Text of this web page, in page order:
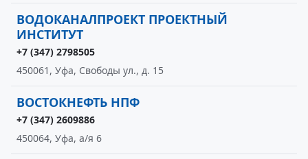
ВОДОКАНАЛПРОЕКТ ПРОЕКТНЫЙ
ИНСТИТУТ
+7 (347) 2798505
450061, Уфа, Свободы ул., д. 15
ВОСТОКНЕФТЬ НПФ
+7 (347) 2609886
450064, Уфа, а/я 6